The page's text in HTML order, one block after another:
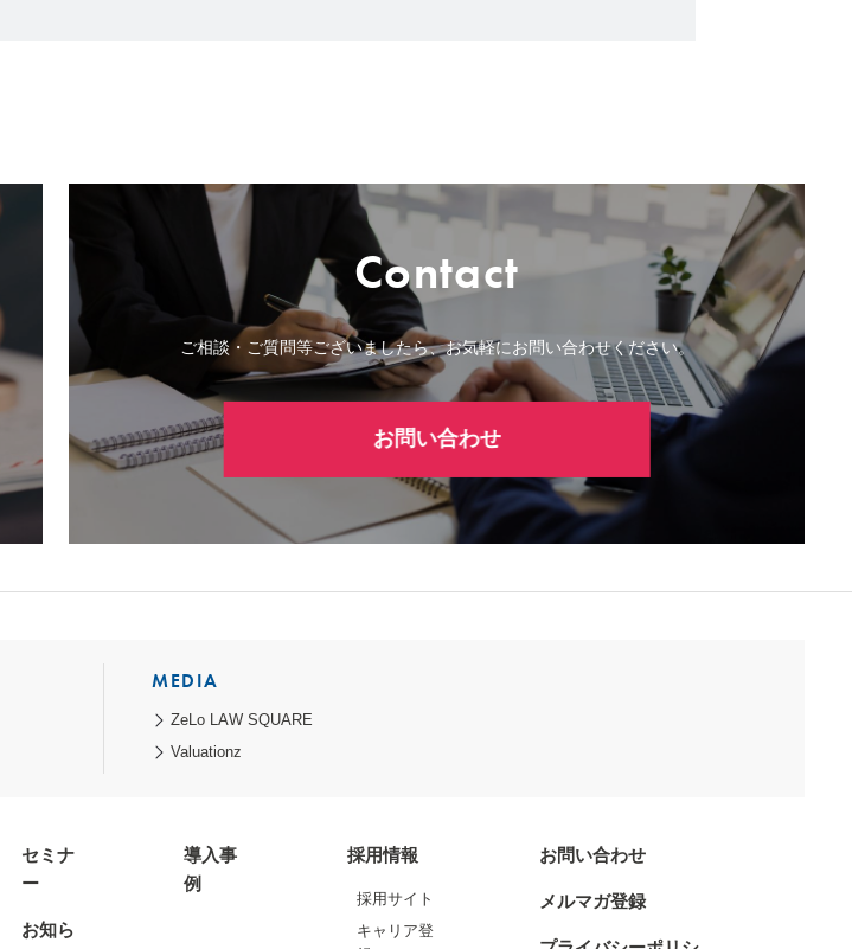
Contact
ご相談・ご質問等ございましたら、お気軽にお問い合わせください。
お問い合わせ
MEDIA
ZeLo LAW SQUARE
Valuationz
セミナ
ー
お知ら
導入事
例
採用情報
採用サイト
キャリア登
お問い合わせ
メルマガ登録